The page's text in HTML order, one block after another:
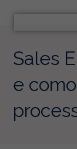
conteúdo
Sales
e